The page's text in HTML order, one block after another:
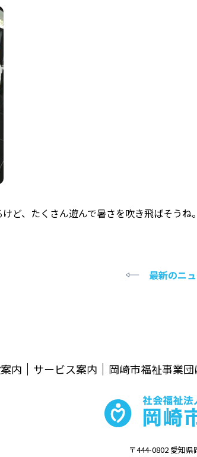
ど、たくさん遊んで暑さを吹き飛ばそうね。
最新のニ
内 サービス案内 岡崎市福祉事業団
〒444-0802 愛知